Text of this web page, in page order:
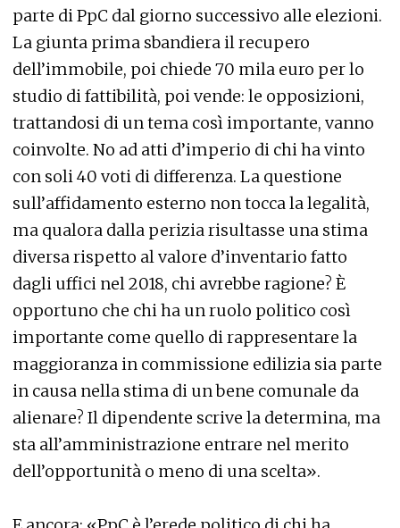
parte di PpC dal giorno successivo alle elezioni.
La giunta prima sbandiera il recupero
dell’immobile, poi chiede 70 mila euro per lo
studio di fattibilità, poi vende: le opposizioni,
trattandosi di un tema così importante, vanno
coinvolte. No ad atti d’imperio di chi ha vinto
con soli 40 voti di differenza. La questione
sull’affidamento esterno non tocca la legalità,
ma qualora dalla perizia risultasse una stima
diversa rispetto al valore d’inventario fatto
dagli uffici nel 2018, chi avrebbe ragione? È
opportuno che chi ha un ruolo politico così
importante come quello di rappresentare la
maggioranza in commissione edilizia sia parte
in causa nella stima di un bene comunale da
alienare? Il dipendente scrive la determina, ma
sta all’amministrazione entrare nel merito
dell’opportunità o meno di una scelta».